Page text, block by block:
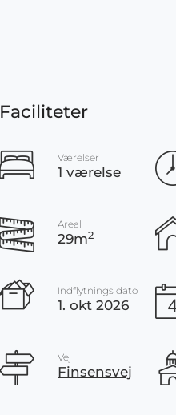
Faciliteter
Værelser
1 værelse
Areal
29m2
Indflytnings dato
1. okt 2026
Vej
Finsensvej